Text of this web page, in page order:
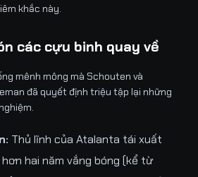
khắc này.
các cựu binh quay về
mênh mông mà Schouten và
đã quyết định triệu tập lại những
Thủ lĩnh của Atalanta tái xuất
hai năm vắng bóng (kể từ